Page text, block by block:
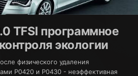
TFSI программное
экологии
физического удаления
P0420 и P0430 - неэффективная